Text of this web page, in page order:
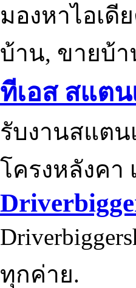
มองหาไอเดี
บ้าน, ขายบ้
ทีเอส สแต
รับงานสแต
โครงหลังคา
ทุกค่าย.